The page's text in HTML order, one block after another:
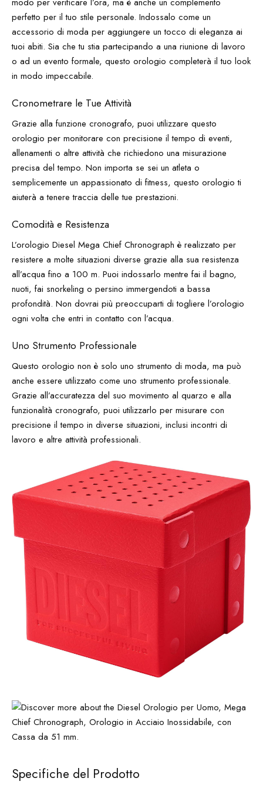
perfetto per il tuo stile personale. Indossalo come un
accessorio di moda per aggiungere un tocco di eleganza ai
tuoi abiti. Sia che tu stia partecipando a una riunione di lavoro
o ad un evento formale, questo orologio completerà il tuo look
in modo impeccabile.
Cronometrare le Tue Attività
Grazie alla funzione cronografo, puoi utilizzare questo
orologio per monitorare con precisione il tempo di eventi,
allenamenti o altre attività che richiedono una misurazione
precisa del tempo. Non importa se sei un atleta o
semplicemente un appassionato di fitness, questo orologio ti
aiuterà a tenere traccia delle tue prestazioni.
Comodità e Resistenza
L’orologio Diesel Mega Chief Chronograph è realizzato per
resistere a molte situazioni diverse grazie alla sua resistenza
all’acqua fino a 100 m. Puoi indossarlo mentre fai il bagno,
nuoti, fai snorkeling o persino immergendoti a bassa
profondità. Non dovrai più preoccuparti di togliere l’orologio
ogni volta che entri in contatto con l’acqua.
Uno Strumento Professionale
Questo orologio non è solo uno strumento di moda, ma può
anche essere utilizzato come uno strumento professionale.
Grazie all’accuratezza del suo movimento al quarzo e alla
funzionalità cronografo, puoi utilizzarlo per misurare con
precisione il tempo in diverse situazioni, inclusi incontri di
lavoro e altre attività professionali.
Specifiche del Prodotto